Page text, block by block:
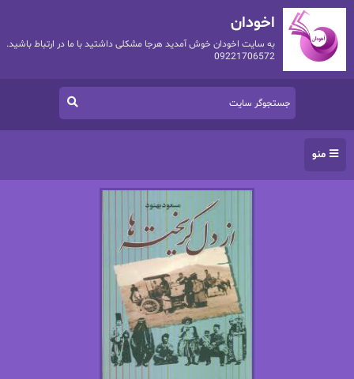
اخودان
به سایت اخودان خوش آمدید هرجا مشکلی داشتید با ما در ارتباط باشید.
09221706572
منو